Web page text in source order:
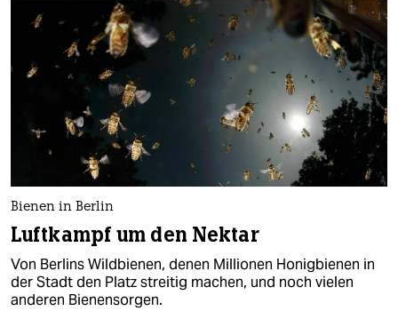
Bienen in Berlin
Luftkampf um den Nektar
Von Berlins Wildbienen, denen Millionen Honigbienen in
der Stadt den Platz streitig machen, und noch vielen
anderen Bienensorgen.